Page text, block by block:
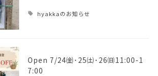
hyakkaのお知らせ
Open 7/24㈮･25㈯･26㈰11:00-1
7:00